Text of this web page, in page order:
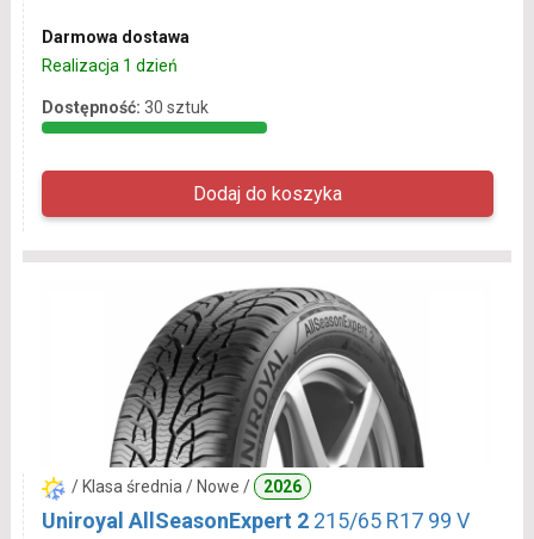
Darmowa dostawa
Realizacja 1 dzień
Dostępność: 30 sztuk
/ Klasa średnia / Nowe / 2026
Uniroyal AllSeasonExpert 2 215/65 R17 99 V